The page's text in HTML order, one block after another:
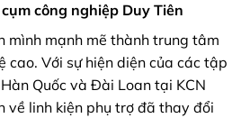
công nghiệp Duy Tiên
mình mạnh mẽ thành trung tâm
cao. Với sự hiện diện của các tập
Quốc và Đài Loan tại KCN
về linh kiện phụ trợ đã thay đổi